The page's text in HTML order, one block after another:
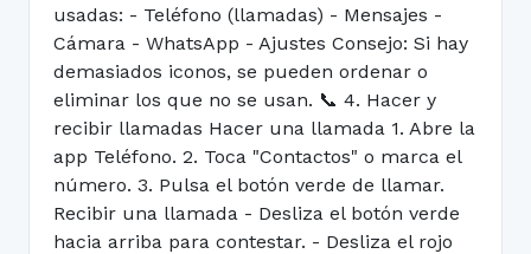
usadas: - Teléfono (llamadas) - Mensajes -
Cámara - WhatsApp - Ajustes Consejo: Si hay
demasiados iconos, se pueden ordenar o
eliminar los que no se usan. 📞 4. Hacer y
recibir llamadas Hacer una llamada 1. Abre la
app Teléfono. 2. Toca "Contactos" o marca el
número. 3. Pulsa el botón verde de llamar.
Recibir una llamada - Desliza el botón verde
hacia arriba para contestar. - Desliza el rojo